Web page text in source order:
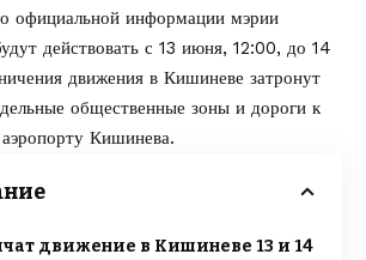
официальной информации мэрии
действовать с 13 июня, 12:00, до 14
движения в Кишиневе затронут
общественные зоны и дороги к
Кишинева.
движение в Кишиневе 13 и 14